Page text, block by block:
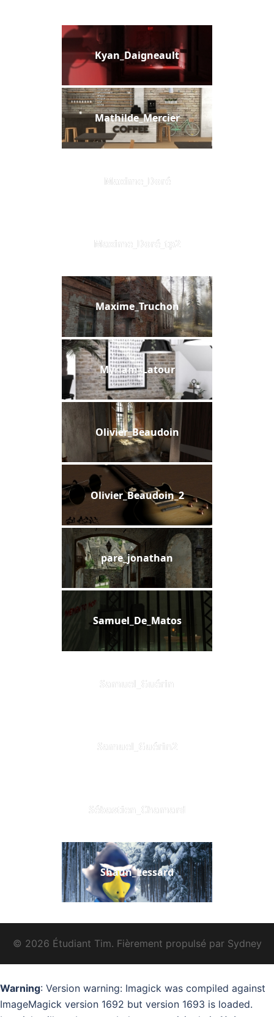
Kyan_Daigneault
Mathilde_Mercier
Maxime_Doré
Maxime_Doré_tp2
Maxime_Truchon
Myriam_Latour
Olivier_Beaudoin
Olivier_Beaudoin_2
pare_jonathan
Samuel_De_Matos
Samuel_Guérin
Samuel_Guérin2
Sébastien_Chamard
Shaun_Lessard
© 2026 Étudiant Tim. Fièrement propulsé par Sydney
Warning: Version warning: Imagick was compiled against
ImageMagick version 1692 but version 1693 is loaded.